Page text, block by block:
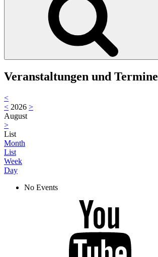
Veranstaltungen und Termine
<
< 2026 >
August
>
List
Month
List
Week
Day
No Events